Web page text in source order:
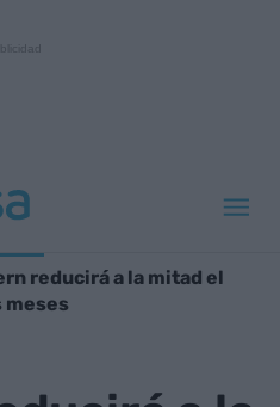
reducirá a la mitad el
meses